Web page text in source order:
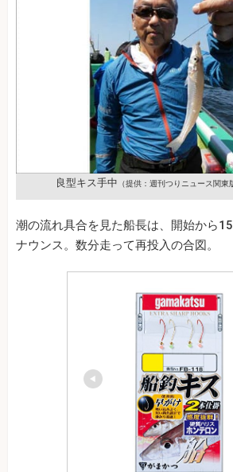
良型キス手中 （提供：週刊つりニュース関東
潮の流れ具合を見た船長は、開始から
ナウンス。数分走って再投入の合図。